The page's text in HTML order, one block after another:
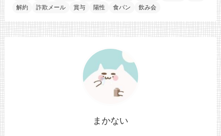
解約
詐欺メール 賞与 陽性 食パン 飲み会
まかない